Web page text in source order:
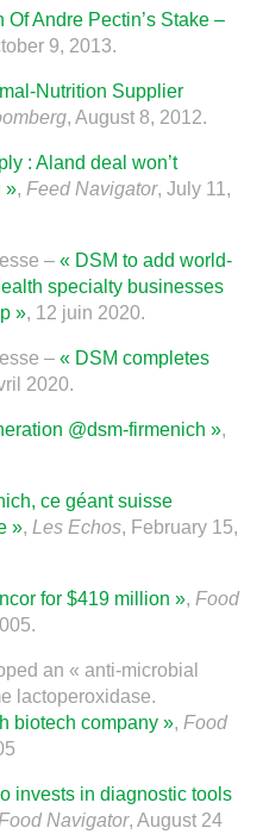
Andre Pectin’s Stake –
9, 2013.
Nutrition Supplier
, August 8, 2012.
: Aland deal won’t
», Feed Navigator, July 11,
– « DSM to add world-
specialty businesses
», 12 juin 2020.
– « DSM completes
2020.
@dsm-firmenich »,
ce géant suisse
», Les Echos, February 15,
for $419 million », Food
an « anti-microbial
lactoperoxidase.
biotech company », Food
invests in diagnostic tools
Food Navigator, August 24